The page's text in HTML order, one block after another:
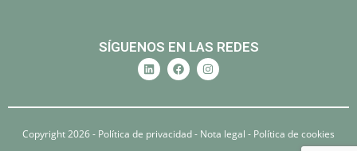
SÍGUENOS EN LAS REDES
Copyright 2026 - Política de privacidad- Nota legal - Política de cookies